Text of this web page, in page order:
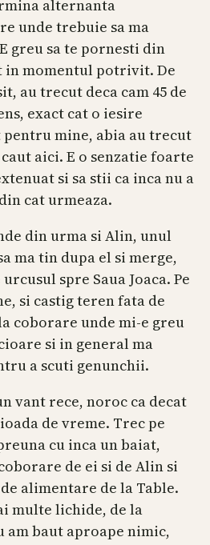
alternanta
unde trebuie sa ma
greu sa te pornesti din
in momentul potrivit. De
au trecut deca cam 45 de
exact cat o iesire
mine, abia au trecut
aici. E o senzatie foarte
si sa stii ca inca nu a
cat urmeaza.
din urma si Alin, unul
ma tin dupa el si merge,
spre Saua Joaca. Pe
si castig teren fata de
coborare unde mi-e greu
si in general ma
a scuti genunchii.
vant rece, noroc ca decat
de vreme. Trec pe
cu inca un baiat,
de ei si de Alin si
alimentare de la Table.
multe lichide, de la
am baut aproape nimic,